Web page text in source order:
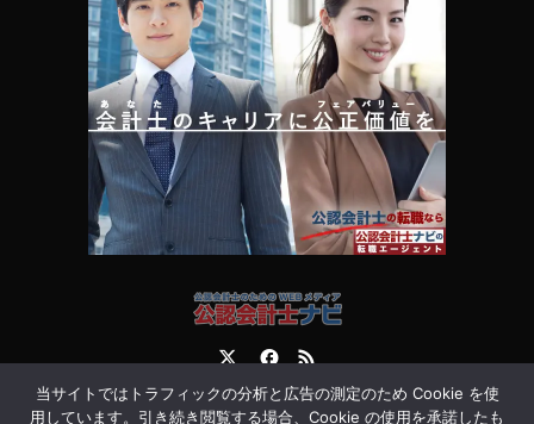
運営会社 お問合せ
当サイトではトラフィックの分析と広告の測定のため Cookie を使
用しています。引き続き閲覧する場合、Cookie の使用を承諾したも